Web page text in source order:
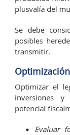
plusvalía del
Se debe
posibles
transmitir.
Optimizar el
inversiones y
potencial
Evaluar